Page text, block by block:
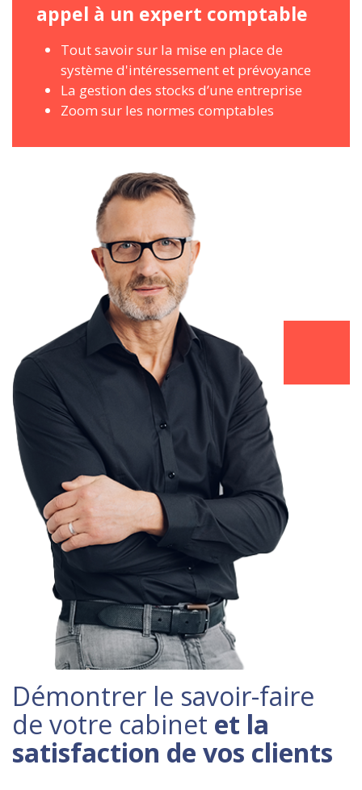
appel à un expert comptable
Tout savoir sur la mise en place de
système d'intéressement et prévoyance
La gestion des stocks d’une entreprise
Zoom sur les normes comptables
Démontrer le savoir-faire
de votre cabinet et la
satisfaction de vos clients